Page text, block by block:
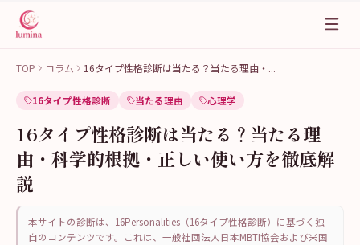
TOP コラム 16タイプ性格診断は当たる？当たる理由・ ...
16タイプ性格診断 当たる理由 心理学
16タイプ性格診断は当たる？当たる理
由・科学的根拠・正しい使い方を徹底解
説
本サイトの診断は、16Personalities（16タイプ性格診断）に基づく独
自のコンテンツです。これは、一般社団法人日本MBTI協会および米国